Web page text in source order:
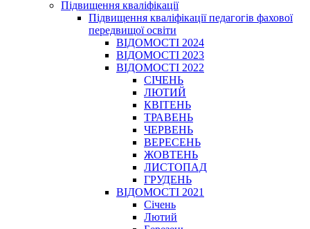
Підвищення кваліфікації
Підвищення кваліфікації педагогів фахової
передвищої освіти
ВІДОМОСТІ 2024
ВІДОМОСТІ 2023
ВІДОМОСТІ 2022
СІЧЕНЬ
ЛЮТИЙ
КВІТЕНЬ
ТРАВЕНЬ
ЧЕРВЕНЬ
ВЕРЕСЕНЬ
ЖОВТЕНЬ
ЛИСТОПАД
ГРУДЕНЬ
ВІДОМОСТІ 2021
Січень
Лютий